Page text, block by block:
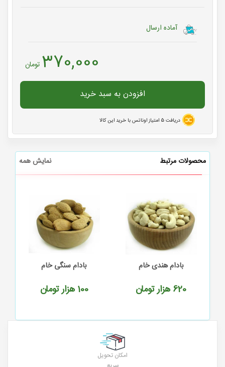
آماده ارسال
370,000 تومان
افزودن به سبد خرید
دریافت5 امتیاز اوناتس با خرید این کالا
محصولات مرتبط نمایش همه
بادام هندی خام
620 هزار تومان
بادام سنگی خام
100 هزار تومان
امکان تحویل